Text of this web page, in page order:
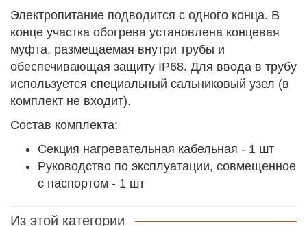
Электропитание подводится с одного конца. В
конце участка обогрева установлена концевая
муфта, размещаемая внутри трубы и
обеспечивающая защиту IP68. Для ввода в трубу
используется специальный сальниковый узел (в
комплект не входит).
Состав комплекта:
Секция нагревательная кабельная - 1 шт
Руководство по эксплуатации, совмещенное
с паспортом - 1 шт
Из этой категории